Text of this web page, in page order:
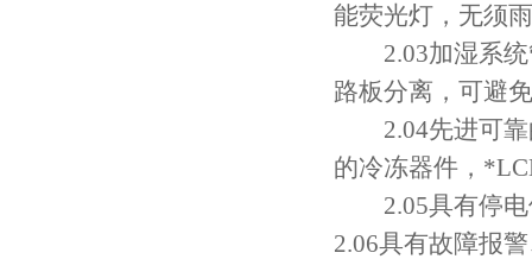
能荧光灯，无须
2.03加湿系统管路
路板分离，可避
2.04先进可靠的冷
的冷冻器件，
2.05具有停电停
2.06具有故障报警